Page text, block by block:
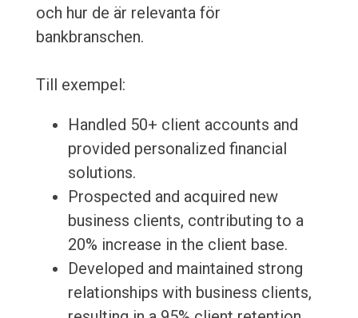
och hur de är relevanta för
bankbranschen.
Till exempel:
Handled 50+ client accounts and
provided personalized financial
solutions.
Prospected and acquired new
business clients, contributing to a
20% increase in the client base.
Developed and maintained strong
relationships with business clients,